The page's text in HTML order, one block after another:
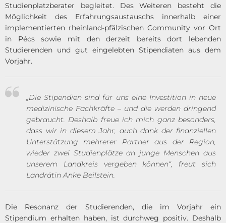
Studienplatzberater begleitet. Des Weiteren besteht die
Möglichkeit des Erfahrungsaustauschs innerhalb einer
implementierten rheinland-pfälzischen Community vor Ort
in Pécs sowie mit den derzeit bereits dort lebenden
Studierenden und gut eingelebten Stipendiaten aus dem
Vorjahr.
„Die Stipendien sind für uns eine Investition in neue
medizinische Fachkräfte – und die werden dringend
gebraucht. Deshalb freue ich mich ganz besonders,
dass wir in diesem Jahr, auch dank der finanziellen
Unterstützung mehrerer Partner aus der Region,
wieder zwei Studienplätze an junge Menschen aus
unserem Landkreis vergeben können“, freut sich
Landrätin Anke Beilstein.
Die Resonanz der Studierenden, die im Vorjahr ein
Stipendium erhalten haben, ist durchweg positiv. Deshalb